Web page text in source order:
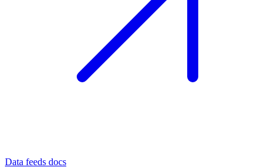
Data feeds docs